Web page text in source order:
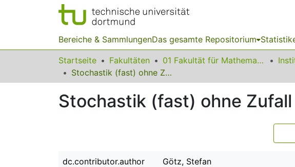
Bereiche & SammlungenDas gesamte Repositorium
Startseite Fakultäten 01 Fakultät für Mathematik
Stochastik (fast) ohne Zufall
Stochastik (fast) ohne Zufall
dc.contributor.author Götz, Stefan